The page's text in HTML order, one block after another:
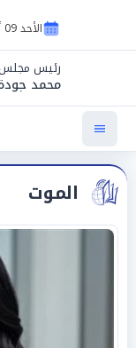
الأحد 09 أغسطس 2026
رئيس مجلس
محمد
الموت